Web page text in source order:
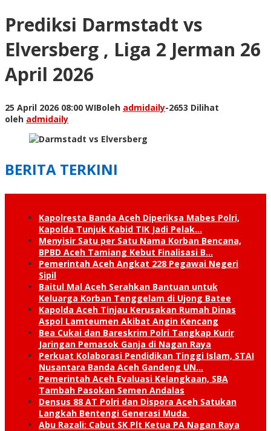
Prediksi Darmstadt vs
Elversberg , Liga 2 Jerman 26
April 2026
25 April 2026 08:00 WIBoleh admidaily-2653 Dilihat
oleh admidaily
BERITA TERKINI
Kapolresta Banda Aceh Diperiksa Mabes Polri,
Kapolda Tunjuk Kabid TIK Jadi Pelak…
Menyisir Satu per Satu Nama Korban Bencana,
BPBD Aceh Tamiang Kebut Finalisasi B…
Pemerintah Aceh Angkat 228 Pegawai Negeri
Sipil
Baitul Mal Aceh Serahkan Bantuan untuk
Keluarga Korban Tenggelam di Ujong Batee
Kapolda Aceh Tinjau Kerusakan Rumah Dinas
Aspol Lamteumen Akibat Angin Kencang
Bea Cukai dan Bareskrim Polri Tangkap Kurir
Jaringan Pemasok Ganja di Nagan Raya
Perkuat Kolaborasi Pendidikan Tinggi Islam, STAI
Nusantara Banda Aceh Gandeng UN…
Pemerintah Aceh Evaluasi Kelangkaan, SBA
Tambah Pasokan Semen Andalas
Densus 88 AT Polri dan Dispora Aceh Satukan
Langkah Bentengi Generasi Muda
Abu Razali: Cabut SK Plt Ketua PA Nagan Raya